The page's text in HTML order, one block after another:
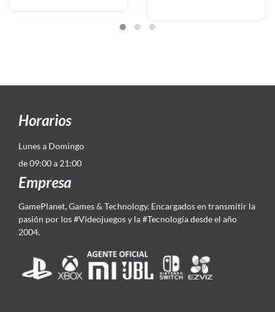
Horarios
Lunes a Domingo
de 09:00 a 21:00
Empresa
GamePlanet, Games & Technology. Encargados en transmitir la
pasión por los #Videojuegos y la #Tecnología desde el año
2004.